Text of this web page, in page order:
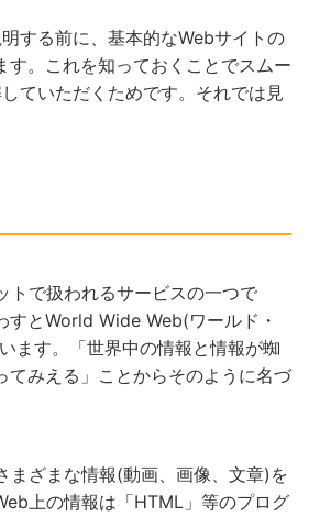
する前に、基本的なWebサイトの
す。これを知っておくことでスムー
ていただくためです。それでは見
トで扱われるサービスの一つで
すとWorld Wide Web(ワールド・
ます。「世界中の情報と情報が蜘
てみえる」ことからそのように名づ
まざまな情報(動画、画像、文章)を
上の情報は「HTML」等のプログ